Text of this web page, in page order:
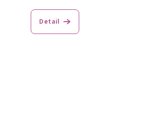
Detail